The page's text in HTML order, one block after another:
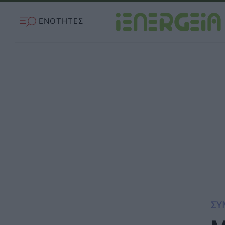
ΕΝΟΤΗΤΕΣ